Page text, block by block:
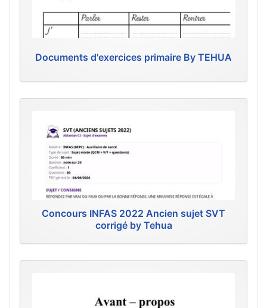
Documents d'exercices primaire By TEHUA
Concours INFAS 2022 Ancien sujet SVT
corrigé by Tehua